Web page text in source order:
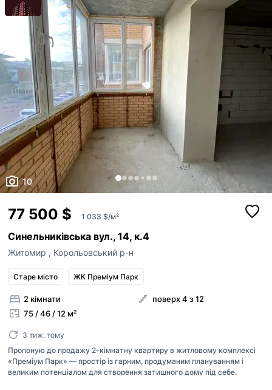
10
77 500 $ 1 033 $/м²
Синельниківська вул., 14, к.4
Житомир , Корольовський р-н
Старе місто ЖК Преміум Парк
2 кімнати
75 / 46 / 12 м²
поверх 4 з 12
3 тиж. тому
Пропоную до продажу 2-кімнатну квартиру в житловому комплексі
«Преміум Парк» — простір із гарним, продуманим плануванням і
великим потенціалом для створення затишного дому під себе.